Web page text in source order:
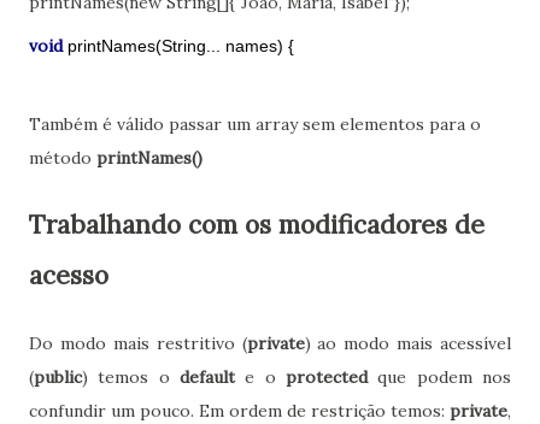
void printNames(String... names) {
Também é válido passar um array sem elementos para o
método printNames()
Trabalhando com os modificadores de
acesso
Do modo mais restritivo (private) ao modo mais acessível
(public) temos o defaulte o protectedque podem nos
confundir um pouco. Em ordem de restrição temos: private,